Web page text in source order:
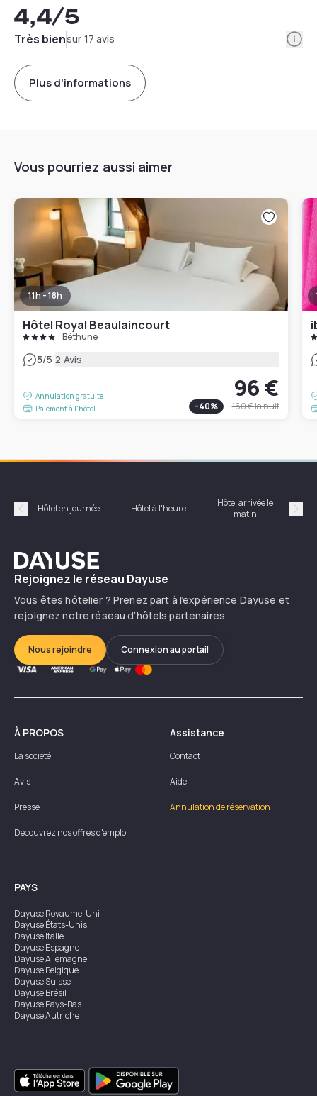
4,4/5
Très biensur 17 avis
Plus d'informations
Vous pourriez aussi aimer
11h - 18h
Hôtel Royal Beaulaincourt
Béthune
5/5|2 Avis
Annulation gratuite
Paiement à l'hôtel
96 €
-40% 160 €la nuit
Précédent
Hôtel en journée Hôtel à l'heure
Hôtel arrivée le
matin
Dayuse
Rejoignez le réseau Dayuse
Vous êtes hôtelier ? Prenez part à l’expérience Dayuse et
rejoignez notre réseau d’hôtels partenaires
Nous rejoindre Connexion au portail
À PROPOS
La société
Avis
Presse
Découvrez nos offres d'emploi
Assistance
Contact
Aide
Annulation de réservation
PAYS
DayuseRoyaume-Uni
DayuseÉtats-Unis
DayuseItalie
DayuseEspagne
DayuseAllemagne
DayuseBelgique
DayuseSuisse
DayuseBrésil
DayusePays-Bas
DayuseAutriche
DayuseSingapour
DayuseSuède